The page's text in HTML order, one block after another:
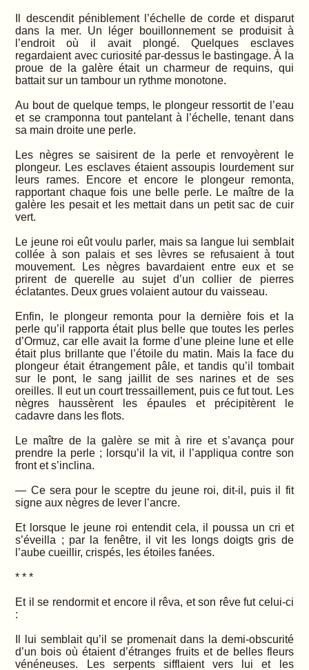
Il descendit péniblement l’échelle de corde et disparut
dans la mer. Un léger bouillonnement se produisit à
l’endroit où il avait plongé. Quelques esclaves
regardaient avec curiosité par-dessus le bastingage. À la
proue de la galère était un charmeur de requins, qui
battait sur un tambour un rythme monotone.
Au bout de quelque temps, le plongeur ressortit de l’eau
et se cramponna tout pantelant à l’échelle, tenant dans
sa main droite une perle.
Les nègres se saisirent de la perle et renvoyèrent le
plongeur. Les esclaves étaient assoupis lourdement sur
leurs rames. Encore et encore le plongeur remonta,
rapportant chaque fois une belle perle. Le maître de la
galère les pesait et les mettait dans un petit sac de cuir
vert.
Le jeune roi eût voulu parler, mais sa langue lui semblait
collée à son palais et ses lèvres se refusaient à tout
mouvement. Les nègres bavardaient entre eux et se
prirent de querelle au sujet d’un collier de pierres
éclatantes. Deux grues volaient autour du vaisseau.
Enfin, le plongeur remonta pour la dernière fois et la
perle qu’il rapporta était plus belle que toutes les perles
d’Ormuz, car elle avait la forme d’une pleine lune et elle
était plus brillante que l’étoile du matin. Mais la face du
plongeur était étrangement pâle, et tandis qu’il tombait
sur le pont, le sang jaillit de ses narines et de ses
oreilles. Il eut un court tressaillement, puis ce fut tout. Les
nègres haussèrent les épaules et précipitèrent le
cadavre dans les flots.
Le maître de la galère se mit à rire et s’avança pour
prendre la perle ; lorsqu’il la vit, il l’appliqua contre son
front et s’inclina.
— Ce sera pour le sceptre du jeune roi, dit-il, puis il fit
signe aux nègres de lever l’ancre.
Et lorsque le jeune roi entendit cela, il poussa un cri et
s’éveilla ; par la fenêtre, il vit les longs doigts gris de
l’aube cueillir, crispés, les étoiles fanées.
* * *
Et il se rendormit et encore il rêva, et son rêve fut celui-ci
:
Il lui semblait qu’il se promenait dans la demi-obscurité
d’un bois où étaient d’étranges fruits et de belles fleurs
vénéneuses. Les serpents sifflaient vers lui et les